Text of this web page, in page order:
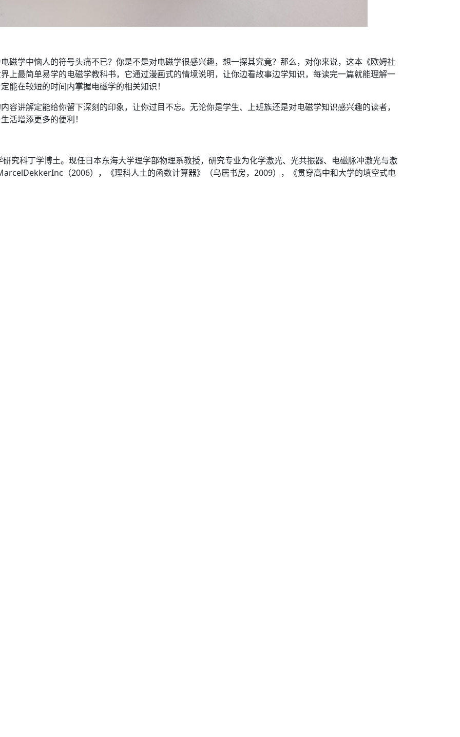
磁学中恼人的符号头痛不已？你是不是对电磁学很感兴趣，想一探其究竟？那么，对你来说，这本《欧姆社
上最简单易学的电磁学教科书，它通过漫画式的情境说明，让你边看故事边学知识，每读完一篇就能理解一
能在较短的时间内掌握电磁学的相关知识！
容讲解定能给你留下深刻的印象，让你过目不忘。无论你是学生、上班族还是对电磁学知识感兴趣的读者，
活增添更多的便利！
究科丁学博土。现任日本东海大学理学部物理系教授，研究专业为化学激光、光共振器、电磁脉冲激光与激
（2006），《理科人土的函数计算器》（乌居书房，2009），《贯穿高中和大学的填空式电